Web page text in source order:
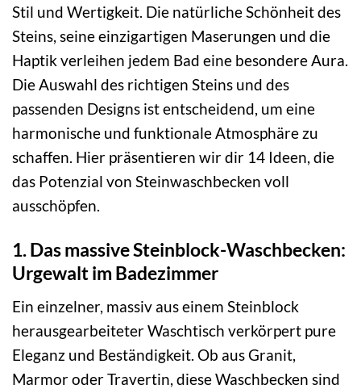
Stil und Wertigkeit. Die natürliche Schönheit des
Steins, seine einzigartigen Maserungen und die
Haptik verleihen jedem Bad eine besondere Aura.
Die Auswahl des richtigen Steins und des
passenden Designs ist entscheidend, um eine
harmonische und funktionale Atmosphäre zu
schaffen. Hier präsentieren wir dir 14 Ideen, die
das Potenzial von Steinwaschbecken voll
ausschöpfen.
1. Das massive Steinblock-Waschbecken:
Urgewalt im Badezimmer
Ein einzelner, massiv aus einem Steinblock
herausgearbeiteter Waschtisch verkörpert pure
Eleganz und Beständigkeit. Ob aus Granit,
Marmor oder Travertin, diese Waschbecken sind